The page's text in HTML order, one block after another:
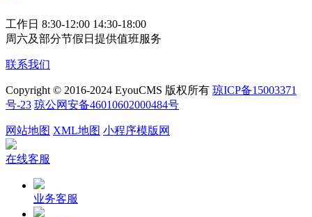
工作日 8:30-12:00 14:30-18:00
周六及部分节假日提供值班服务
联系我们
Copyright © 2016-2024 EyouCMS 版权所有 琼ICP备15003371
号-23 琼公网安备46010602000484号
网站地图 XML地图 小程序模版网
在线客服
业务客服